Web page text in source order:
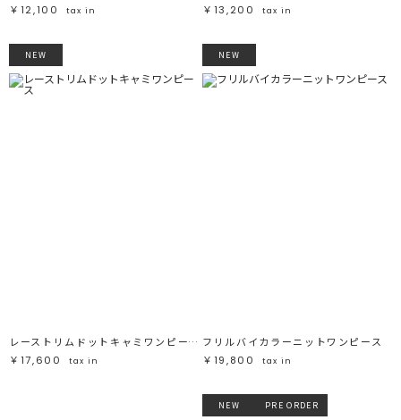
￥12,100
tax in
￥13,200
tax in
NEW
レーストリムドットキャミワンピース
￥17,600
tax in
NEW
フリルバイカラーニットワンピース
￥19,800
tax in
NEW PRE ORDER